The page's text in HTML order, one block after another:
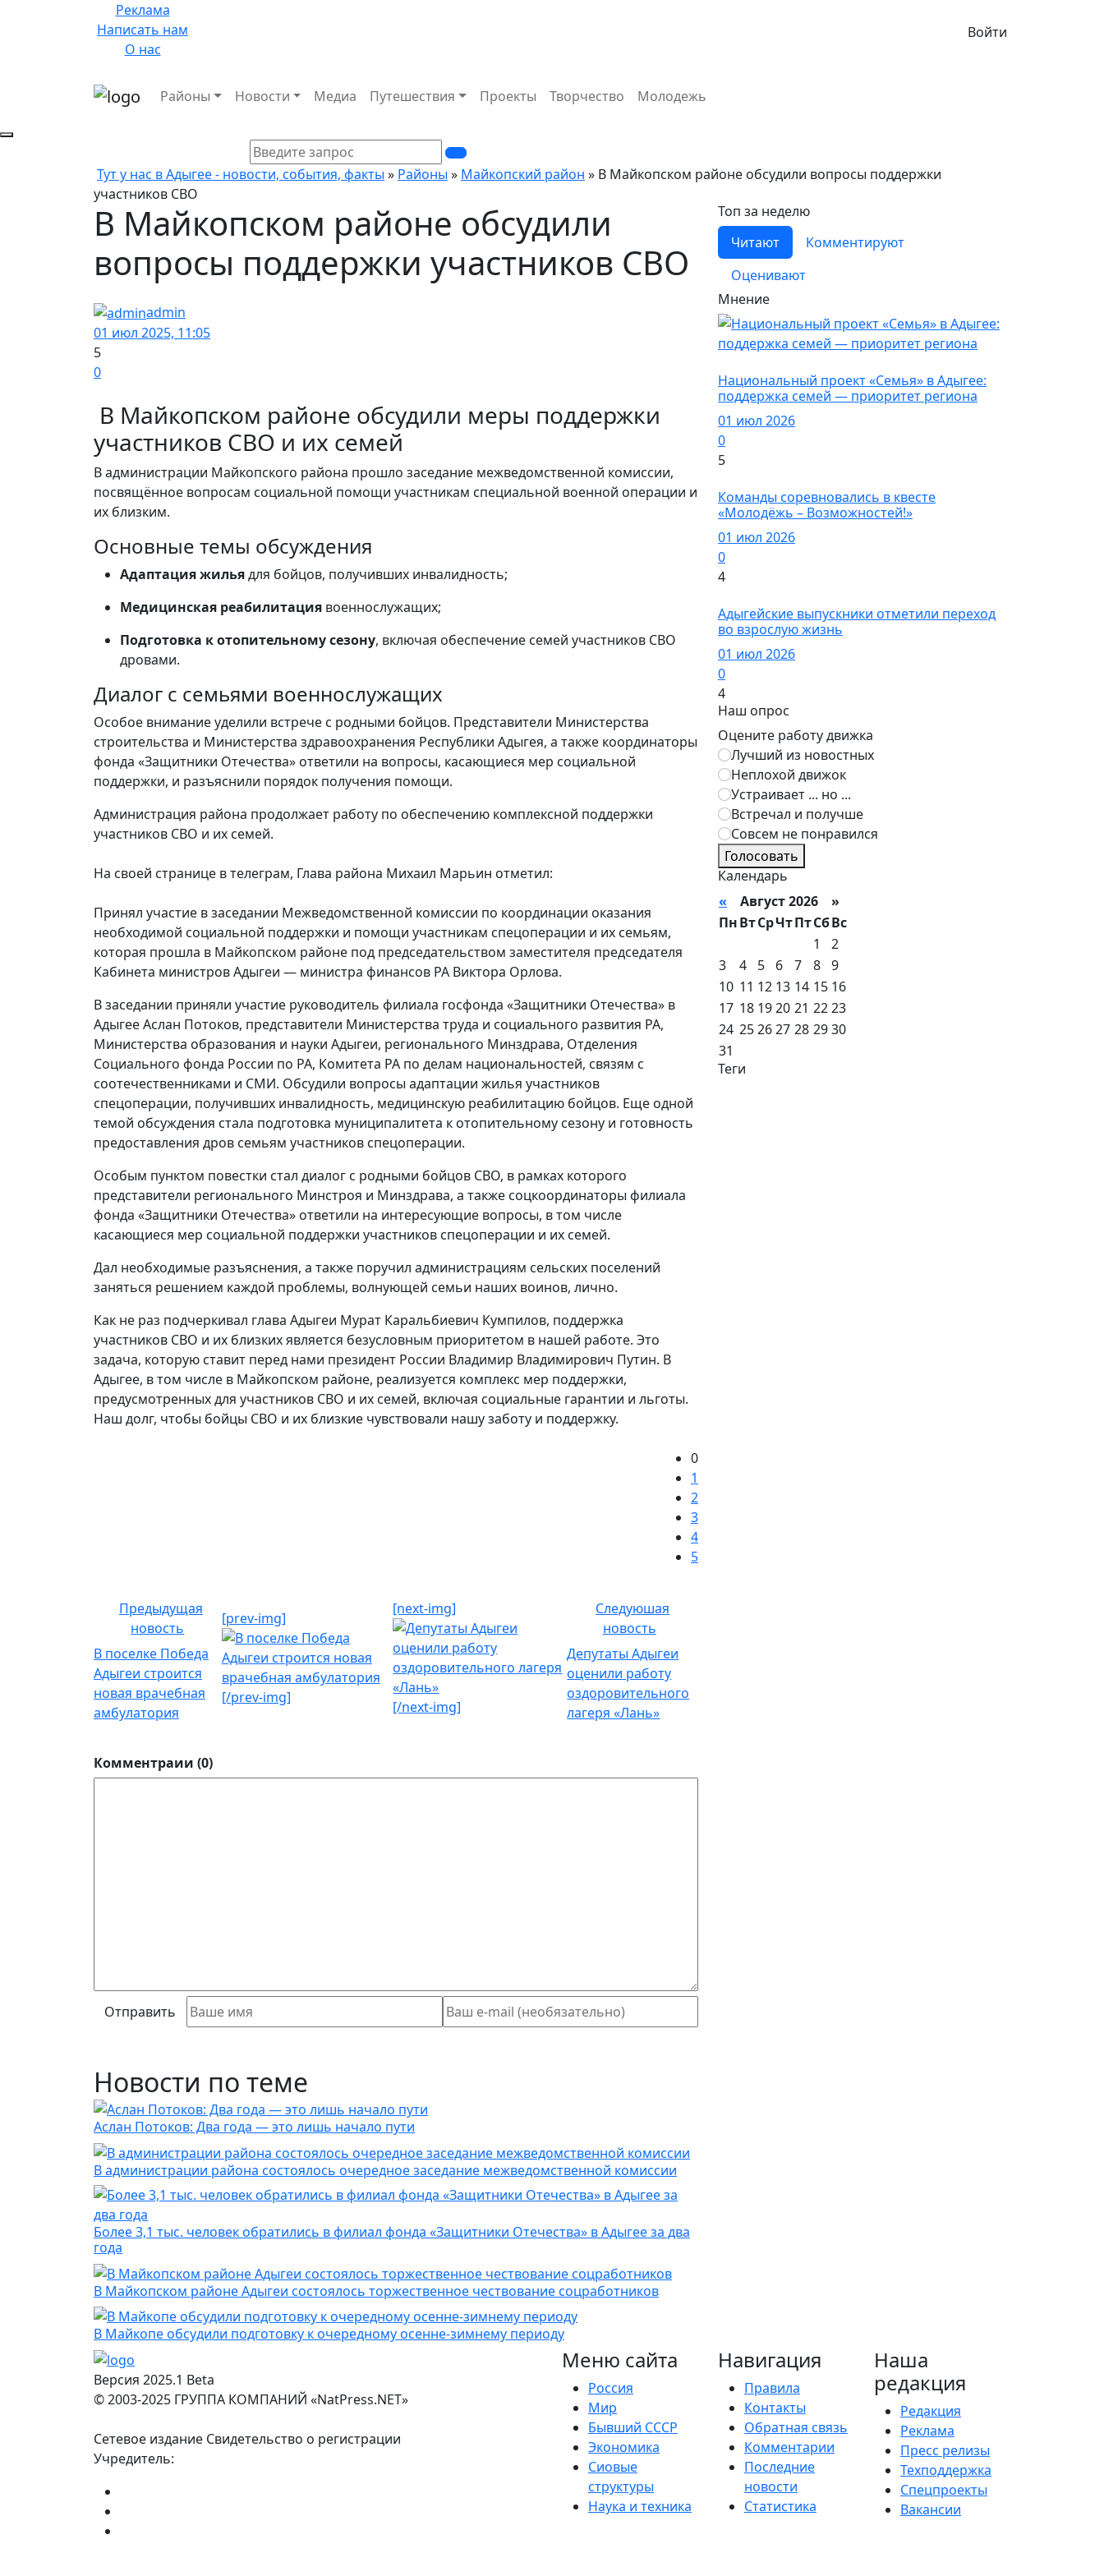
Реклама
Написать нам
О нас
Войти
Районы Новости Медиа Путешествия Проекты Творчество Молодежь
Тут у нас в Адыгее - новости, события, факты » Районы » Майкопский район » В Майкопском районе обсудили вопросы поддержки
участников СВО
В Майкопском районе обсудили
вопросы поддержки участников СВО
admin
01 июл 2025, 11:05
5
0
В Майкопском районе обсудили меры поддержки
участников СВО и их семей
В администрации Майкопского района прошло заседание межведомственной комиссии,
посвящённое вопросам социальной помощи участникам специальной военной операции и
их близким.
Основные темы обсуждения
Адаптация жильядля бойцов, получивших инвалидность;
Медицинская реабилитация военнослужащих;
Подготовка к отопительному сезону, включая обеспечение семей участников СВО
дровами.
Диалог с семьями военнослужащих
Особое внимание уделили встрече с родными бойцов. Представители Министерства
строительства и Министерства здравоохранения Республики Адыгея, а также координаторы
фонда «Защитники Отечества» ответили на вопросы, касающиеся мер социальной
поддержки, и разъяснили порядок получения помощи.
Администрация района продолжает работу по обеспечению комплексной поддержки
участников СВО и их семей.
На своей странице в телеграм, Глава района Михаил Марьин отметил:
Принял участие в заседании Межведомственной комиссии по координации оказания
необходимой социальной поддержки и помощи участникам спецоперации и их семьям,
которая прошла в Майкопском районе под председательством заместителя председателя
Кабинета министров Адыгеи — министра финансов РА Виктора Орлова.
В заседании приняли участие руководитель филиала госфонда «Защитники Отечества» в
Адыгее Аслан Потоков, представители Министерства труда и социального развития РА,
Министерства образования и науки Адыгеи, регионального Минздрава, Отделения
Социального фонда России по РА, Комитета РА по делам национальностей, связям с
соотечественниками и СМИ. Обсудили вопросы адаптации жилья участников
спецоперации, получивших инвалидность, медицинскую реабилитацию бойцов. Еще одной
темой обсуждения стала подготовка муниципалитета к отопительному сезону и готовность
предоставления дров семьям участников спецоперации.
Особым пунктом повестки стал диалог с родными бойцов СВО, в рамках которого
представители регионального Минстроя и Минздрава, а также соцкоординаторы филиала
фонда «Защитники Отечества» ответили на интересующие вопросы, в том числе
касающиеся мер социальной поддержки участников спецоперации и их семей.
Дал необходимые разъяснения, а также поручил администрациям сельских поселений
заняться решением каждой проблемы, волнующей семьи наших воинов, лично.
Как не раз подчеркивал глава Адыгеи Мурат Каральбиевич Кумпилов, поддержка
участников СВО и их близких является безусловным приоритетом в нашей работе. Это
задача, которую ставит перед нами президент России Владимир Владимирович Путин. В
Адыгее, в том числе в Майкопском районе, реализуется комплекс мер поддержки,
предусмотренных для участников СВО и их семей, включая социальные гарантии и льготы.
Наш долг, чтобы бойцы СВО и их близкие чувствовали нашу заботу и поддержку.
0
1
2
3
4
5
Предыдущая
новость
В поселке Победа
Адыгеи строится
новая врачебная
амбулатория
[prev-img]
[/prev-img]
[next-img]
[/next-img]
Следуюшая
новость
Депутаты Адыгеи
оценили работу
оздоровительного
лагеря «Лань»
Комментраии (0)
Отправить
Новости по теме
Аслан Потоков: Два года — это лишь начало пути
В администрации района состоялось очередное заседание межведомственной комиссии
Более 3,1 тыс. человек обратились в филиал фонда «Защитники Отечества» в Адыгее за два
года
В Майкопском районе Адыгеи состоялось торжественное чествование соцработников
В Майкопе обсудили подготовку к очередному осенне-зимнему периоду
Топ за неделю
Читают
Комментируют
Оценивают
Мнение
Национальный проект «Семья» в Адыгее:
поддержка семей — приоритет региона
01 июл 2026
0
5
Команды соревновались в квесте
«Молодёжь – Возможностей!»
01 июл 2026
0
4
Адыгейские выпускники отметили переход
во взрослую жизнь
01 июл 2026
0
4
Наш опрос
Оцените работу движка
Лучший из новостных
Неплохой движок
Устраивает ... но ...
Встречал и получше
Совсем не понравился
Голосовать
Календарь
« Август 2026 »
ПнВтСрЧтПтСбВс
1
2
3
4 5 6 7 8 9
10 11 12 13 14 15 16
17 18 1920 21 2223
24 252627 28 2930
31
Теги
Версия 2025.1 Beta
© 2003-2025 ГРУППА КОМПАНИЙ «NatPress.NET»
Сетевое издание Свидетельство о регистрации
Учредитель:
Меню сайта
Россия
Мир
Бывший СССР
Экономика
Сиовые
структуры
Наука и техника
Навигация
Правила
Контакты
Обратная связь
Комментарии
Последние
новости
Статистика
Наша
редакция
Редакция
Реклама
Пресс релизы
Техподдержка
Спецпроекты
Вакансии